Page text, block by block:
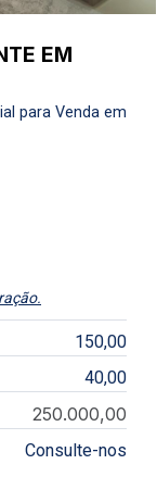
EM
para Venda em
150,00
40,00
250.000,00
Consulte-nos